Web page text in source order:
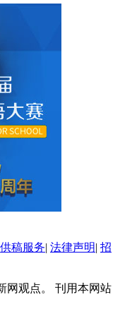
供稿服务| 法律声明| 招
网观点。 刊用本网站